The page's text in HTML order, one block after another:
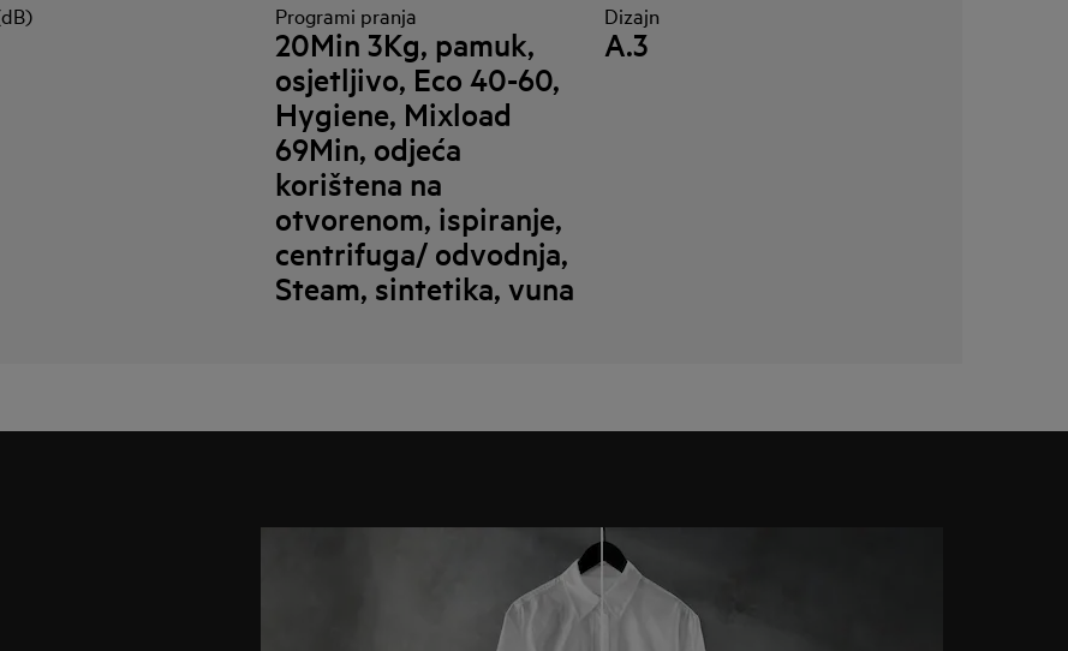
Programi pranja
20Min 3Kg, pamuk,
osjetljivo, Eco 40-60,
Hygiene, Mixload
69Min, odjeća
korištena na
otvorenom, ispiranje,
centrifuga/ odvodnja,
Steam, sintetika, vuna
Dizajn
A.3